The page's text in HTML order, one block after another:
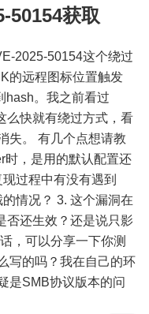
50154获取
2025-50154这个绕过
的远程图标位置触发
hash。我之前看过
么快就有绕过方式，看
失。 有几个点想请教
时，是用的默认配置还
过程中有没有遇到
情况？ 3. 这个漏洞在
否还生效？还是说只影
，可以分享一下你测
写的吗？我在自己的环
是SMB协议版本的问